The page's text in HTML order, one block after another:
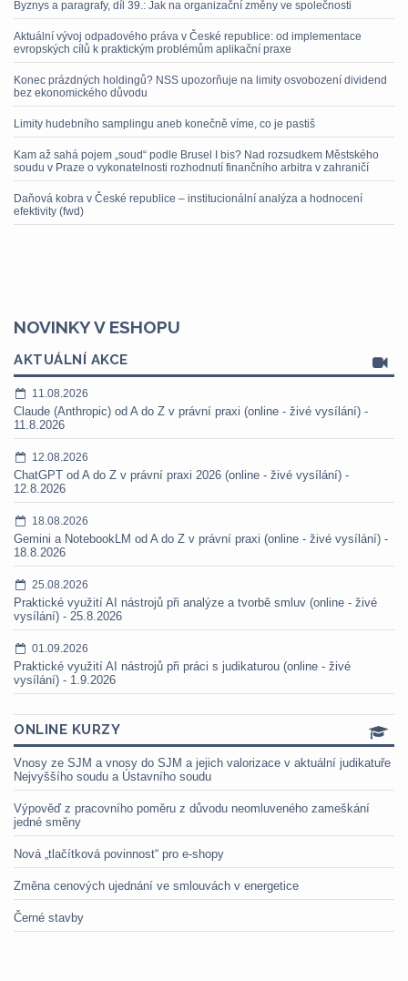
Byznys a paragrafy, díl 39.: Jak na organizační změny ve společnosti
Aktuální vývoj odpadového práva v České republice: od implementace
evropských cílů k praktickým problémům aplikační praxe
Konec prázdných holdingů? NSS upozorňuje na limity osvobození dividend
bez ekonomického důvodu
Limity hudebního samplingu aneb konečně víme, co je pastiš
Kam až sahá pojem „soud“ podle Brusel I bis? Nad rozsudkem Městského
soudu v Praze o vykonatelnosti rozhodnutí finančního arbitra v zahraničí
Daňová kobra v České republice – institucionální analýza a hodnocení
efektivity (fwd)
NOVINKY V ESHOPU
AKTUÁLNÍ AKCE
11.08.2026
Claude (Anthropic) od A do Z v právní praxi (online - živé vysílání) -
11.8.2026
12.08.2026
ChatGPT od A do Z v právní praxi 2026 (online - živé vysílání) -
12.8.2026
18.08.2026
Gemini a NotebookLM od A do Z v právní praxi (online - živé vysílání) -
18.8.2026
25.08.2026
Praktické využití AI nástrojů při analýze a tvorbě smluv (online - živé
vysílání) - 25.8.2026
01.09.2026
Praktické využití AI nástrojů při práci s judikaturou (online - živé
vysílání) - 1.9.2026
ONLINE KURZY
Vnosy ze SJM a vnosy do SJM a jejich valorizace v aktuální judikatuře
Nejvyššího soudu a Ústavního soudu
Výpověď z pracovního poměru z důvodu neomluveného zameškání
jedné směny
Nová „tlačítková povinnost“ pro e-shopy
Změna cenových ujednání ve smlouvách v energetice
Černé stavby